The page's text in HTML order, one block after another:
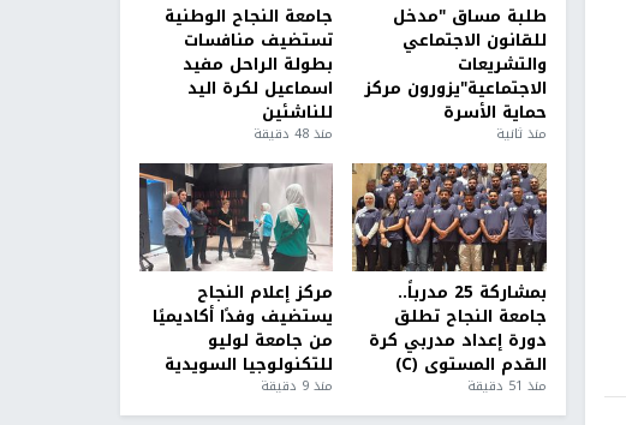
طلبة مساق "مدخل
للقانون الاجتماعي
والتشريعات
الاجتماعية"يزورون مركز
حماية الأسرة
منذ ثانية
جامعة النجاح الوطنية
تستضيف منافسات
بطولة الراحل مفيد
اسماعيل لكرة اليد
للناشئين
منذ 48 دقيقة
بمشاركة 25 مدرباً..
جامعة النجاح تطلق
دورة إعداد مدربي كرة
القدم المستوى (C)
منذ 51 دقيقة
مركز إعلام النجاح
يستضيف وفدًا أكاديميًا
من جامعة لوليو
للتكنولوجيا السويدية
منذ 9 دقيقة